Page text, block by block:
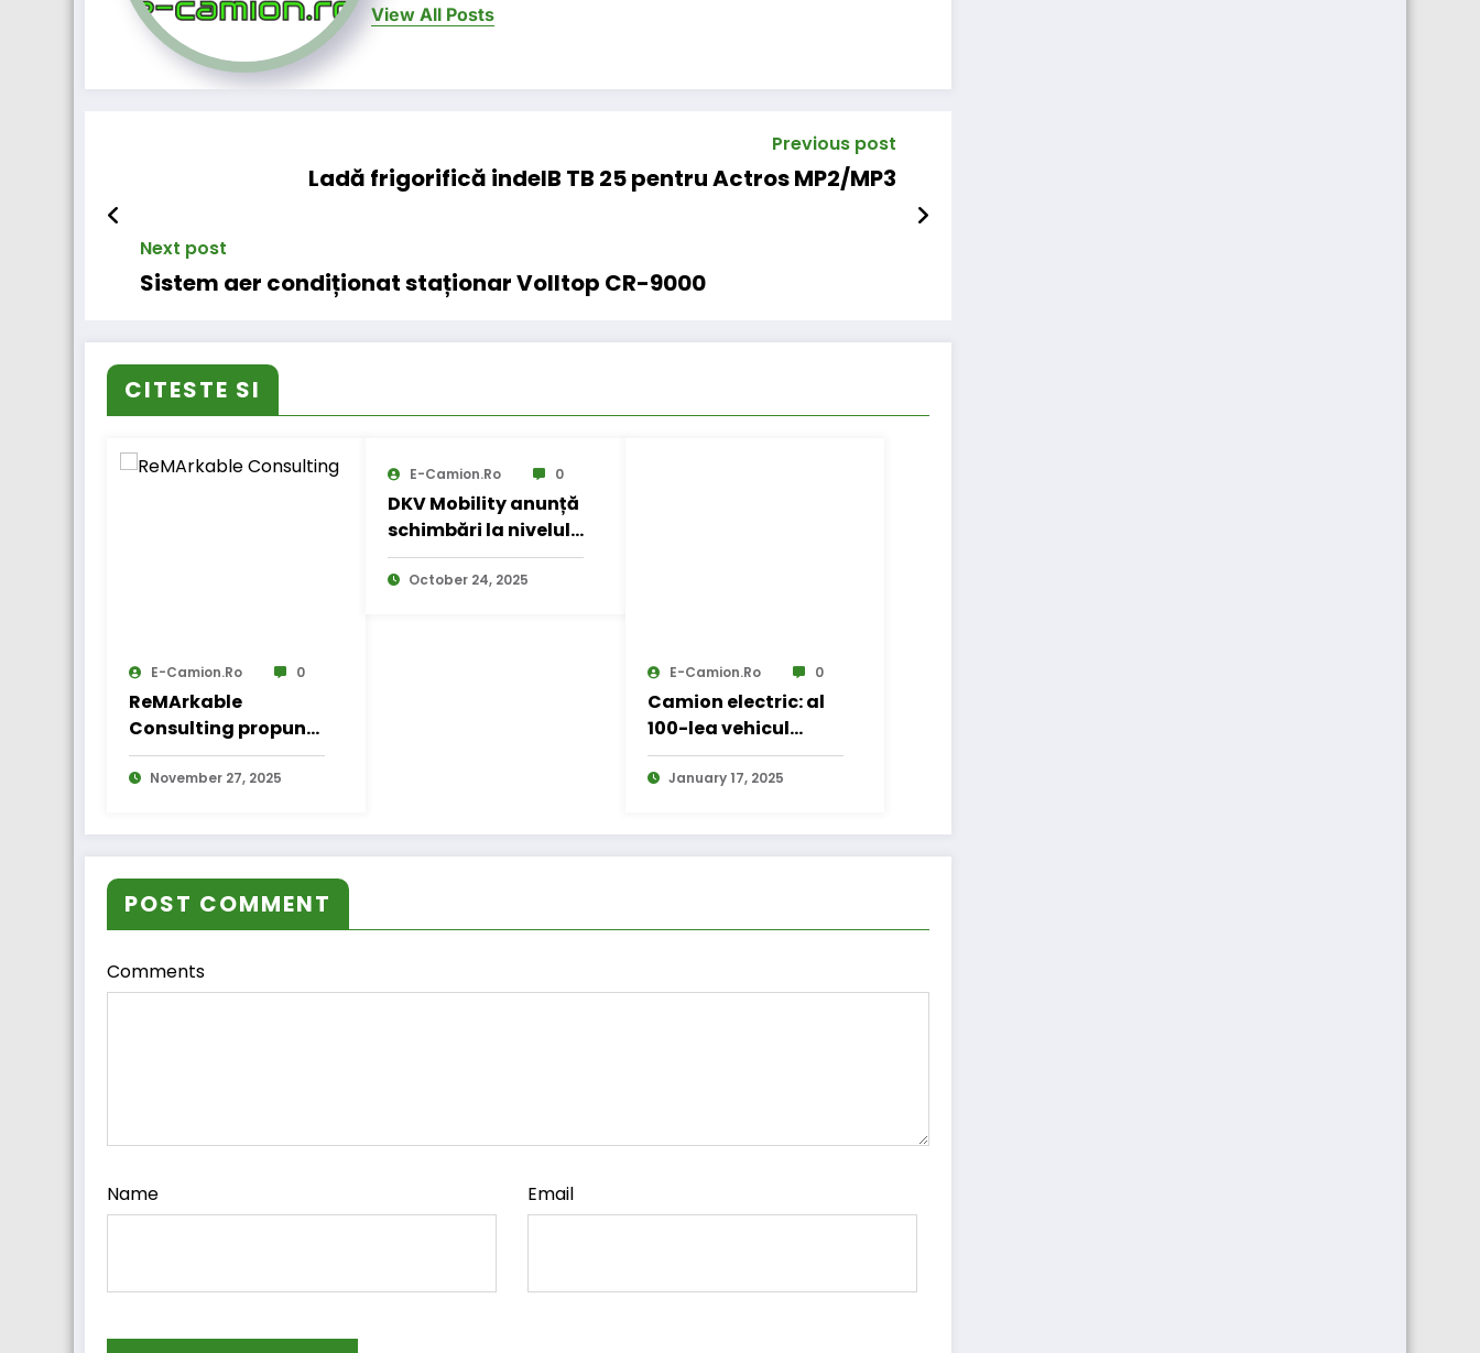
View All Posts
Previous post
Ladă frigorifică indelB TB 25 pentru Actros MP2/MP3
Next post
Sistem aer condiționat staționar Volltop CR-9000
CITESTE SI
E-Camion.ro 0
ReMArkable
Consulting propune
un nou standard
etic în recrutarea
November 27, 2025
E-Camion.ro 0
DKV Mobility anunță
schimbări la nivelul
conducerii
October 24, 2025
E-Camion.ro 0
Camion electric: al
100-lea vehicul
electric pentru
Dachser
January 17, 2025
POST COMMENT
Comments
Name Email